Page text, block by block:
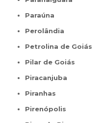
Paraúna
Perolândia
Petrolina de Goiás
Pilar de Goiás
Piracanjuba
Piranhas
Pirenópolis